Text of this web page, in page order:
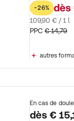
-26%
dès
109,90 € / 1 l
PPC € 14,79
autres
En cas de
dès €